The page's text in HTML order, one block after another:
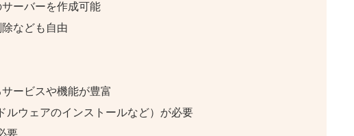
ーバーを作成可能
なども自由
ービスや機能が豊富
ルウェアのインストールなど）が必要